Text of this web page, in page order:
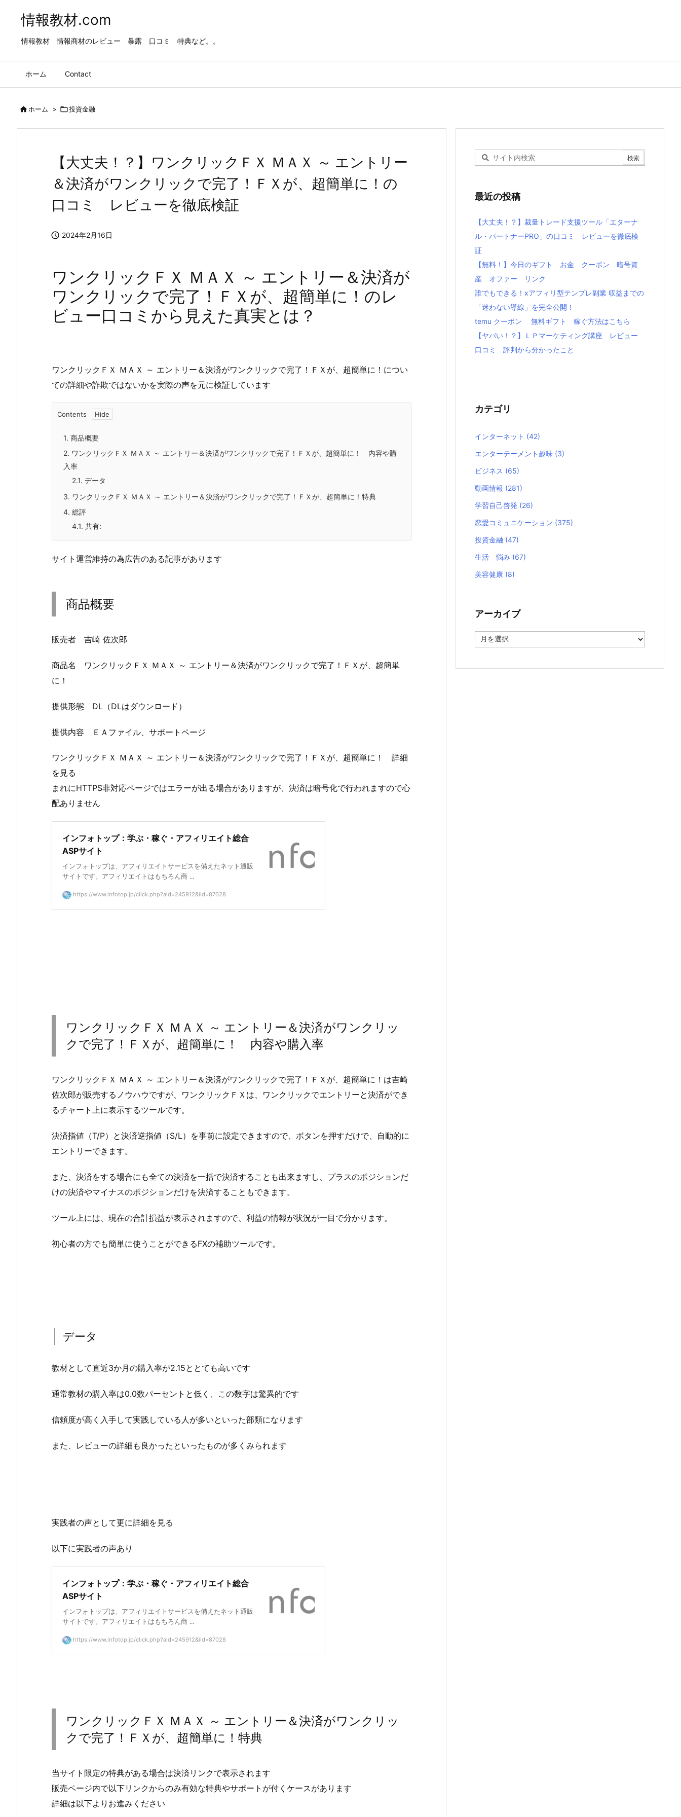
情報教材.com
情報教材 情報商材のレビュー 暴露 口コミ 特典など。。
ホーム Contact
ホーム > 投資金融
【大丈夫！？】ワンクリックＦＸ ＭＡＸ ～ エントリー
＆決済がワンクリックで完了！ＦＸが、超簡単に！の
口コミ レビューを徹底検証
 2024年2月16日
ワンクリックＦＸ ＭＡＸ ～ エントリー＆決済が
ワンクリックで完了！ＦＸが、超簡単に！のレ
ビュー口コミから見えた真実とは？
ワンクリックＦＸ ＭＡＸ ～ エントリー＆決済がワンクリックで完了！ＦＸが、超簡単に！につい
ての詳細や詐欺ではないかを実際の声を元に検証しています
Contents
1. 商品概要
2. ワンクリックＦＸ ＭＡＸ ～ エントリー＆決済がワンクリックで完了！ＦＸが、超簡単に！ 内容や購
入率
2.1. データ
3. ワンクリックＦＸ ＭＡＸ ～ エントリー＆決済がワンクリックで完了！ＦＸが、超簡単に！特典
4. 総評
4.1. 共有:
サイト運営維持の為広告のある記事があります
商品概要
販売者 吉崎 佐次郎
商品名 ワンクリックＦＸ ＭＡＸ ～ エントリー＆決済がワンクリックで完了！ＦＸが、超簡単
に！
提供形態 DL（DLはダウンロード）
提供内容 ＥＡファイル、サポートページ
ワンクリックＦＸ ＭＡＸ ～ エントリー＆決済がワンクリックで完了！ＦＸが、超簡単に！ 詳細
を見る
まれにHTTPS非対応ページではエラーが出る場合がありますが、決済は暗号化で行われますので心
配ありません
インフォトップ：学ぶ・稼ぐ・アフィリエイト総合
ASPサイト
インフォトップは、アフィリエイトサービスを備えたネット通販
サイトです。アフィリエイトはもちろん商 ...
https://www.infotop.jp/click.php?aid=245912&iid=87028
ワンクリックＦＸ ＭＡＸ ～ エントリー＆決済がワンクリッ
クで完了！ＦＸが、超簡単に！ 内容や購入率
ワンクリックＦＸ ＭＡＸ ～ エントリー＆決済がワンクリックで完了！ＦＸが、超簡単に！は吉崎
佐次郎が販売するノウハウですが、ワンクリックＦＸは、ワンクリックでエントリーと決済ができ
るチャート上に表示するツールです。
決済指値（T/P）と決済逆指値（S/L）を事前に設定できますので、ボタンを押すだけで、自動的に
エントリーできます。
また、決済をする場合にも全ての決済を一括で決済することも出来ますし、プラスのポジションだ
けの決済やマイナスのポジションだけを決済することもできます。
ツール上には、現在の合計損益が表示されますので、利益の情報が状況が一目で分かります。
初心者の方でも簡単に使うことができるFXの補助ツールです。
データ
教材として直近3か月の購入率が2.15ととても高いです
通常教材の購入率は0.0数パーセントと低く、この数字は驚異的です
信頼度が高く入手して実践している人が多いといった部類になります
また、レビューの詳細も良かったといったものが多くみられます
実践者の声として更に詳細を見る
以下に実践者の声あり
インフォトップ：学ぶ・稼ぐ・アフィリエイト総合
ASPサイト
インフォトップは、アフィリエイトサービスを備えたネット通販
サイトです。アフィリエイトはもちろん商 ...
https://www.infotop.jp/click.php?aid=245912&iid=87028
ワンクリックＦＸ ＭＡＸ ～ エントリー＆決済がワンクリッ
クで完了！ＦＸが、超簡単に！特典
当サイト限定の特典がある場合は決済リンクで表示されます
販売ページ内で以下リンクからのみ有効な特典やサポートが付くケースがあります
詳細は以下よりお進みください
最近の投稿
【大丈夫！？】裁量トレード支援ツール「エターナ
ル・パートナーPRO」の口コミ レビューを徹底検
証
【無料！】今日のギフト お金 クーポン 暗号資
産 オファー リンク
誰でもできる！xアフィリ型テンプレ副業 収益までの
「迷わない導線」を完全公開！
temu クーポン 無料ギフト 稼ぐ方法はこちら
【ヤバい！？】ＬＰマーケティング講座 レビュー
口コミ 評判から分かったこと
カテゴリ
インターネット (42)
エンターテーメント趣味 (3)
ビジネス (65)
動画情報 (281)
学習自己啓発 (26)
恋愛コミュニケーション (375)
投資金融 (47)
生活 悩み (67)
美容健康 (8)
アーカイブ
ー